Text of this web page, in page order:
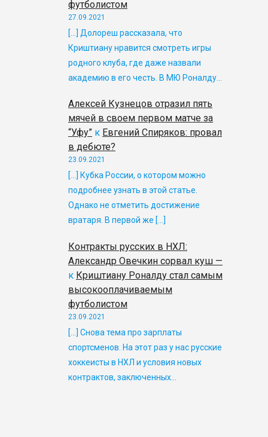
футболистом
27.09.2021
[…] Долореш рассказала, что
Криштиану нравится смотреть игры
родного клуба, где даже назвали
академию в его честь. В МЮ Роналду…
Алексей Кузнецов отразил пять
мячей в своем первом матче за
“Уфу” к Евгений Спиряков: провал
в дебюте?
23.09.2021
[…] Кубка России, о котором можно
подробнее узнать в этой статье.
Однако не отметить достижение
вратаря. В первой же […]
Контракты русских в НХЛ:
Александр Овечкин сорвал куш —
к Криштиану Роналду стал самым
высокооплачиваемым
футболистом
23.09.2021
[…] Снова тема про зарплаты
спортсменов. На этот раз у нас русские
хоккеисты в НХЛ и условия новых
контрактов, заключенных…